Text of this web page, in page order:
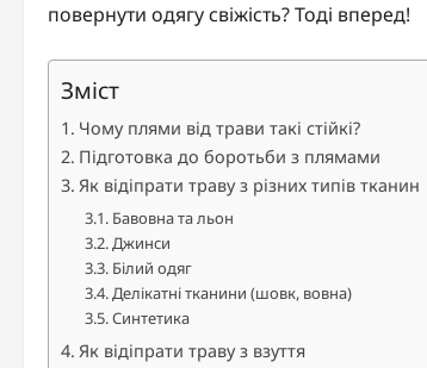
повернути одягу свіжість? Тоді вперед!
Зміст
Чому плями від трави такі стійкі?
Підготовка до боротьби з плямами
Як відіпрати траву з різних типів тканин
Бавовна та льон
Джинси
Білий одяг
Делікатні тканини (шовк, вовна)
Синтетика
Як відіпрати траву з взуття